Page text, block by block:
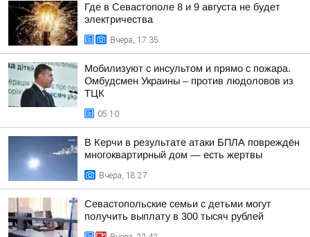
Где в Севастополе 8 и 9 августа не будет
электричества
Вчера, 17:35
Мобилизуют с инсультом и прямо с пожара.
Омбудсмен Украины – против людоловов из
ТЦК
05:10
В Керчи в результате атаки БПЛА повреждён
многоквартирный дом — есть жертвы
Вчера, 18:27
Севастопольские семьи с детьми могут
получить выплату в 300 тысяч рублей